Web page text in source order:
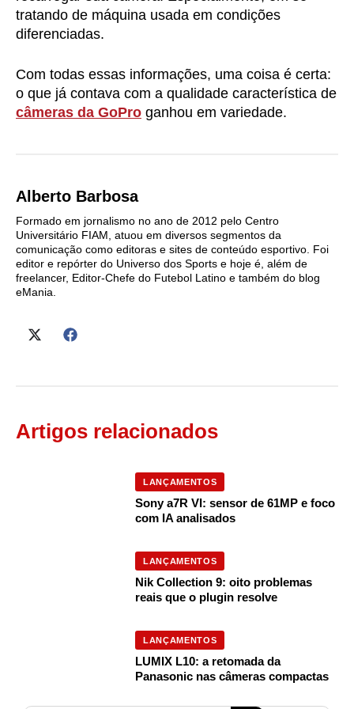
tratando de máquina usada em condições
diferenciadas.
Com todas essas informações, uma coisa é certa:
o que já contava com a qualidade característica de
câmeras da GoPro ganhou em variedade.
Alberto Barbosa
Formado em jornalismo no ano de 2012 pelo Centro
Universitário FIAM, atuou em diversos segmentos da
comunicação como editoras e sites de conteúdo esportivo. Foi
editor e repórter do Universo dos Sports e hoje é, além de
freelancer, Editor-Chefe do Futebol Latino e também do blog
eMania.
Artigos relacionados
LANÇAMENTOS
Sony a7R VI: sensor de 61MP e foco
com IA analisados
LANÇAMENTOS
Nik Collection 9: oito problemas
reais que o plugin resolve
LANÇAMENTOS
LUMIX L10: a retomada da
Panasonic nas câmeras compactas